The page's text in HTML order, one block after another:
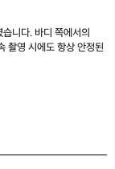
니다. 바디 쪽에서의
촬영 시에도 항상 안정된